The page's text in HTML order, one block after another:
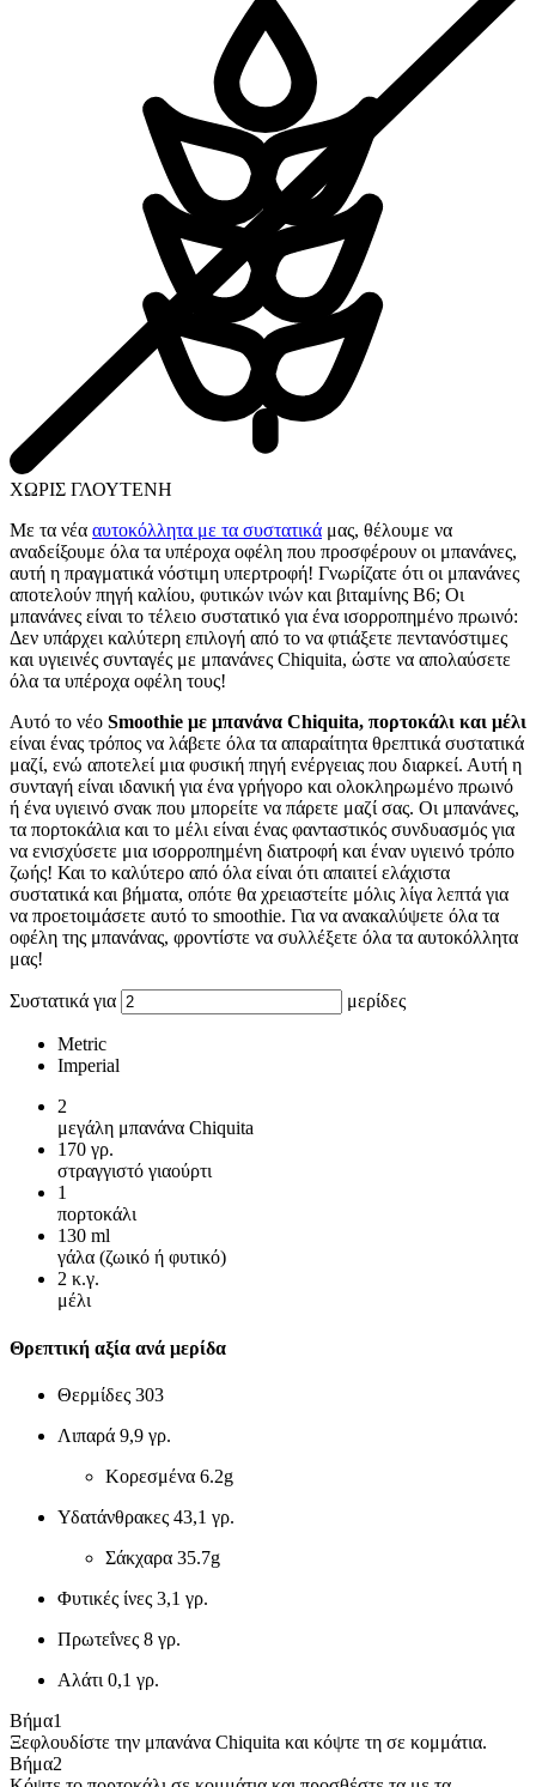
ΧΩΡΙΣ ΓΛΟΥΤΕΝΗ
Με τα νέα αυτοκόλλητα με τα συστατικά μας, θέλουμε να
αναδείξουμε όλα τα υπέροχα οφέλη που προσφέρουν οι μπανάνες,
αυτή η πραγματικά νόστιμη υπερτροφή! Γνωρίζατε ότι οι μπανάνες
αποτελούν πηγή καλίου, φυτικών ινών και βιταμίνης Β6; Οι
μπανάνες είναι το τέλειο συστατικό για ένα ισορροπημένο πρωινό:
Δεν υπάρχει καλύτερη επιλογή από το να φτιάξετε πεντανόστιμες
και υγιεινές συνταγές με μπανάνες Chiquita, ώστε να απολαύσετε
όλα τα υπέροχα οφέλη τους!
Αυτό το νέο Smoothie με μπανάνα Chiquita, πορτοκάλι και μέλι
είναι ένας τρόπος να λάβετε όλα τα απαραίτητα θρεπτικά συστατικά
μαζί, ενώ αποτελεί μια φυσική πηγή ενέργειας που διαρκεί. Αυτή η
συνταγή είναι ιδανική για ένα γρήγορο και ολοκληρωμένο πρωινό
ή ένα υγιεινό σνακ που μπορείτε να πάρετε μαζί σας. Οι μπανάνες,
τα πορτοκάλια και το μέλι είναι ένας φανταστικός συνδυασμός για
να ενισχύσετε μια ισορροπημένη διατροφή και έναν υγιεινό τρόπο
ζωής! Και το καλύτερο από όλα είναι ότι απαιτεί ελάχιστα
συστατικά και βήματα, οπότε θα χρειαστείτε μόλις λίγα λεπτά για
να προετοιμάσετε αυτό το smoothie. Για να ανακαλύψετε όλα τα
οφέλη της μπανάνας, φροντίστε να συλλέξετε όλα τα αυτοκόλλητα
μας!
Συστατικά για μερίδες
Metric
Imperial
2
μεγάλη μπανάνα Chiquita
170 γρ.
στραγγιστό γιαούρτι
1
πορτοκάλι
130 ml
γάλα (ζωικό ή φυτικό)
2 κ.γ.
μέλι
Θρεπτική αξία ανά μερίδα
Θερμίδες 303
Λιπαρά 9,9 γρ.
Κορεσμένα 6.2g
Υδατάνθρακες 43,1 γρ.
Σάκχαρα 35.7g
Φυτικές ίνες 3,1 γρ.
Πρωτεΐνες 8 γρ.
Αλάτι 0,1 γρ.
Βήμα1
Ξεφλουδίστε την μπανάνα Chiquita και κόψτε τη σε κομμάτια.
Βήμα2